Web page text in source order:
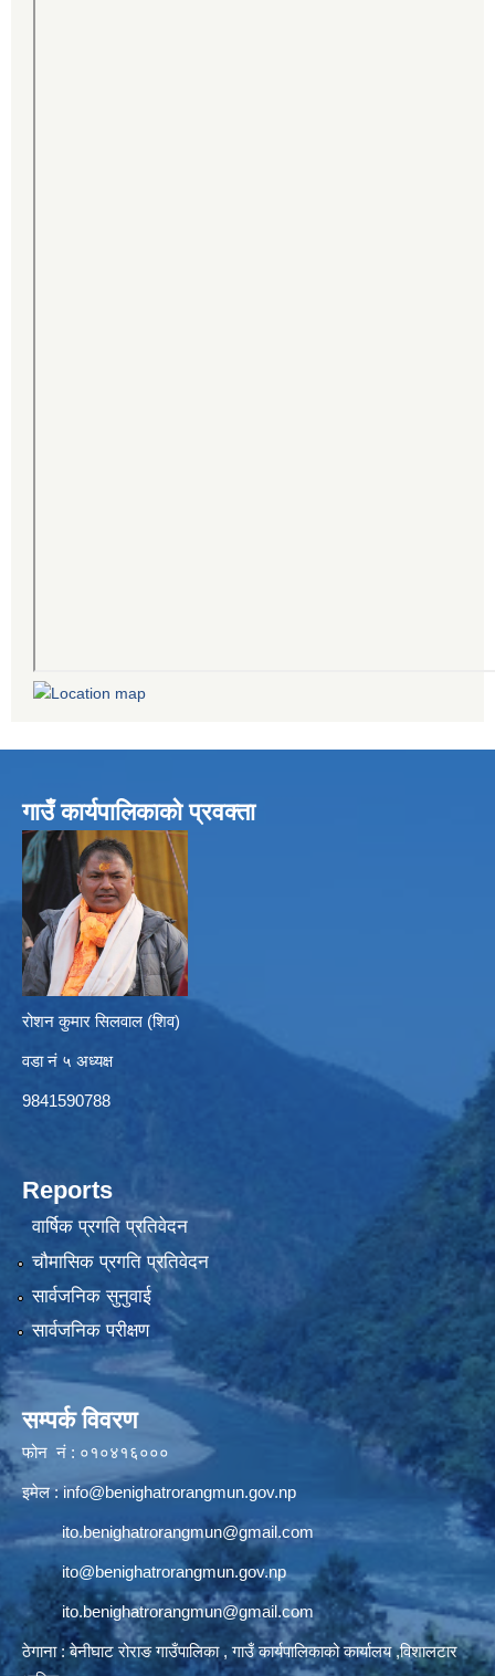
गाउँ कार्यपालिकाको प्रवक्ता
रोशन कुमार सिलवाल (शिव)
वडा नं ५ अध्यक्ष
9841590788
Reports
वार्षिक प्रगति प्रतिवेदन
चौमासिक प्रगति प्रतिवेदन
सार्वजनिक सुनुवाई
सार्वजनिक परीक्षण
सम्पर्क विवरण
फोन नं : ०१०४१६०००
इमेल :info@benighatrorangmun.gov.np
ito.benighatrorangmun@gmail.com
ito@benighatrorangmun.gov.np
ito.benighatrorangmun@gmail.com
ठेगाना : बेनीघाट रोराङ गाउँपालिका , गाउँ कार्यपालिकाको कार्यालय ,विशालटार